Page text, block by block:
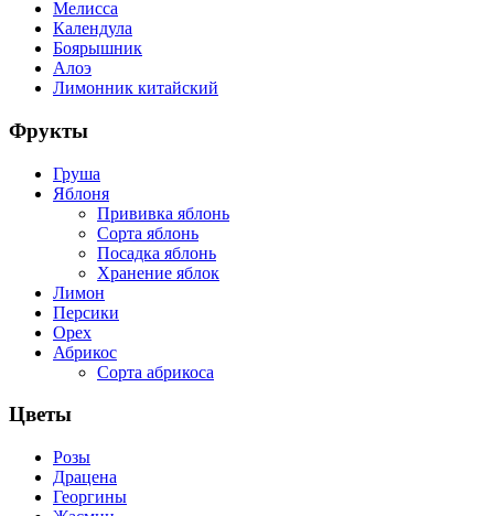
Мелисса
Календула
Боярышник
Алоэ
Лимонник китайский
Фрукты
Груша
Яблоня
Прививка яблонь
Сорта яблонь
Посадка яблонь
Хранение яблок
Лимон
Персики
Орех
Абрикос
Сорта абрикоса
Цветы
Розы
Драцена
Георгины